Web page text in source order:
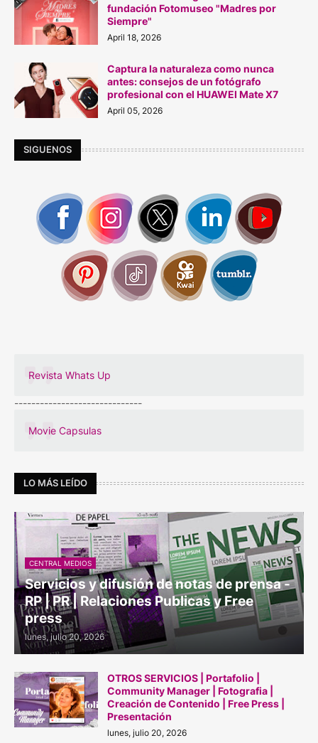
fundación Fotomuseo "Madres por
Siempre"
April 18, 2026
Captura la naturaleza como nunca
antes: consejos de un fotógrafo
profesional con el HUAWEI Mate X7
April 05, 2026
SIGUENOS
Revista Whats Up
------------------------------
Movie Capsulas
LO MÁS LEÍDO
CENTRAL MEDIOS
Servicios y difusión de notas de prensa -
RP | PR | Relaciones Publicas y Free
press
lunes, julio 20, 2026
OTROS SERVICIOS | Portafolio |
Community Manager | Fotografia |
Creación de Contenido | Free Press |
Presentación
lunes, julio 20, 2026